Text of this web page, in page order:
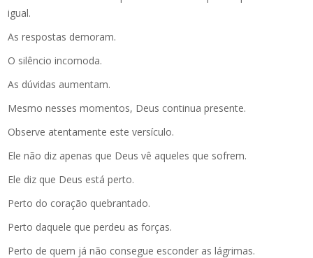
igual.
As respostas demoram.
O silêncio incomoda.
As dúvidas aumentam.
Mesmo nesses momentos, Deus continua presente.
Observe atentamente este versículo.
Ele não diz apenas que Deus vê aqueles que sofrem.
Ele diz que Deus está perto.
Perto do coração quebrantado.
Perto daquele que perdeu as forças.
Perto de quem já não consegue esconder as lágrimas.